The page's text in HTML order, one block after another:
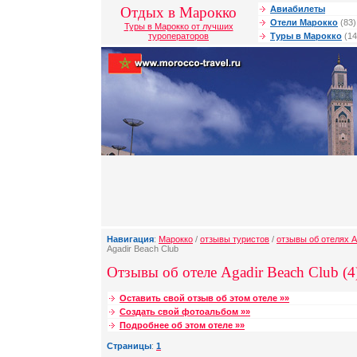
Отдых в Марокко
Туры в Марокко от лучших
туроператоров
Авиабилеты
Отели Марокко (83)
Туры в Марокко
Навигация: Марокко / отзывы туристов / отзывы об отелях
Agadir Beach Club
Отзывы об отеле Agadir Beach Club
Оставить свой отзыв об этом отеле »»
Создать свой фотоальбом »»
Подробнее об этом отеле »»
Страницы: 1